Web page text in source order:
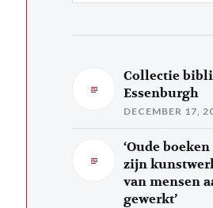
Collectie
Essenburgh
DECEMBER 17,
‘Oude boeken
zijn
van mensen
gewerkt’